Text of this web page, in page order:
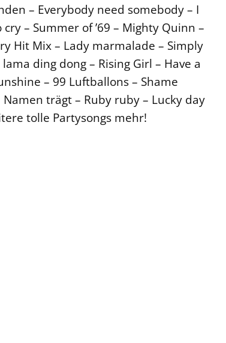
– Everybody need somebody – I
– Summer of ’69 – Mighty Quinn –
Hit Mix – Lady marmalade – Simply
ding dong – Rising Girl – Have a
– 99 Luftballons – Shame
trägt – Ruby ruby – Lucky day
tolle Partysongs mehr!